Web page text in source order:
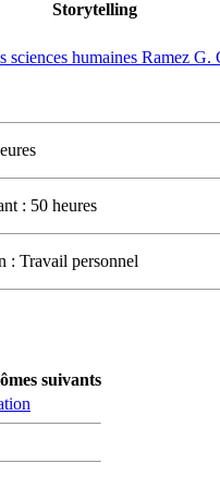
Storytelling
sciences humaines Ramez G.
: 50 heures
: Travail personnel
suivants